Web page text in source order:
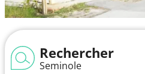
Rechercher
Seminole